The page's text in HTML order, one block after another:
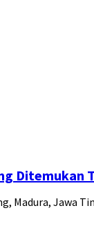
Ditemukan
Madura, Jawa